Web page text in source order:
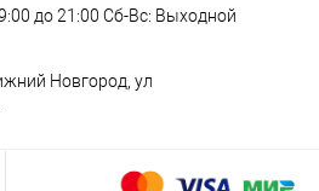
до 21:00 Сб-Вс: Выходной
Новгород, ул